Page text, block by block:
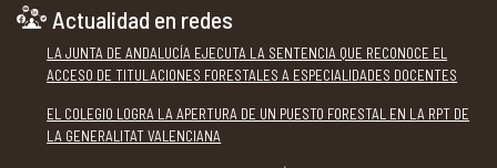
Actualidad en redes
LA JUNTA DE ANDALUCÍA EJECUTA LA SENTENCIA QUE RECONOCE EL
ACCESO DE TITULACIONES FORESTALES A ESPECIALIDADES DOCENTES
EL COLEGIO LOGRA LA APERTURA DE UN PUESTO FORESTAL EN LA RPT DE
LA GENERALITAT VALENCIANA